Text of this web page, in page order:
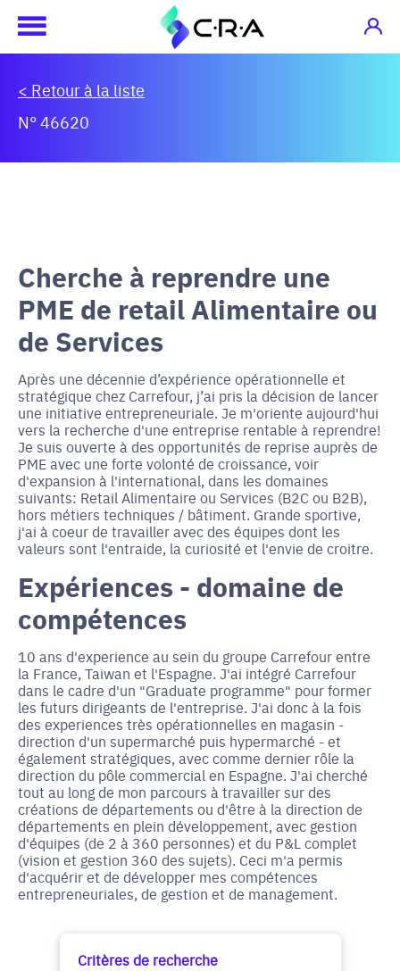
< Retour à la liste
N° 46620
Cherche à reprendre une
PME de retail Alimentaire ou
de Services
Après une décennie d’expérience opérationnelle et
stratégique chez Carrefour, j’ai pris la décision de lancer
une initiative entrepreneuriale. Je m'oriente aujourd'hui
vers la recherche d'une entreprise rentable à reprendre!
Je suis ouverte à des opportunités de reprise auprès de
PME avec une forte volonté de croissance, voir
d'expansion à l'international, dans les domaines
suivants: Retail Alimentaire ou Services (B2C ou B2B),
hors métiers techniques / bâtiment. Grande sportive,
j'ai à coeur de travailler avec des équipes dont les
valeurs sont l'entraide, la curiosité et l'envie de croitre.
Expériences - domaine de
compétences
10 ans d'experience au sein du groupe Carrefour entre
la France, Taiwan et l'Espagne. J'ai intégré Carrefour
dans le cadre d'un "Graduate programme" pour former
les futurs dirigeants de l'entreprise. J'ai donc à la fois
des experiences très opérationnelles en magasin -
direction d'un supermarché puis hypermarché - et
également stratégiques, avec comme dernier rôle la
direction du pôle commercial en Espagne. J'ai cherché
tout au long de mon parcours à travailler sur des
créations de départements ou d'être à la direction de
départements en plein développement, avec gestion
d'équipes (de 2 à 360 personnes) et du P&L complet
(vision et gestion 360 des sujets). Ceci m'a permis
d'acquérir et de développer mes compétences
entrepreneuriales, de gestion et de management.
Critères de recherche